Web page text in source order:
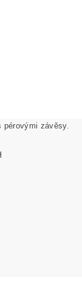
závěsy.